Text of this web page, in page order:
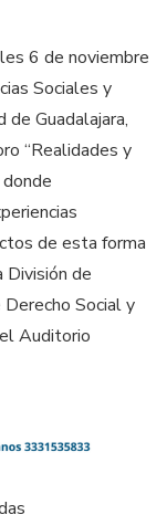
6 de noviembre
Sociales y
de Guadalajara,
“Realidades y
de esta forma
División de
Social y
Auditorio